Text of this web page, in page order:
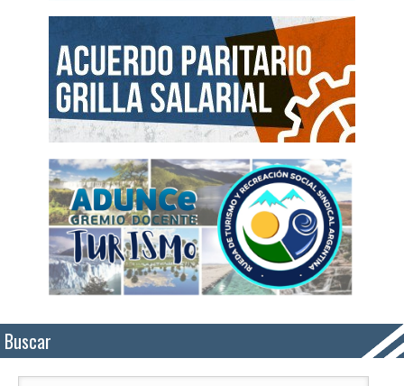
Buscar